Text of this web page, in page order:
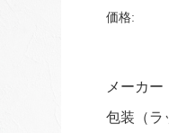
価格:
メーカー
包装（ラ